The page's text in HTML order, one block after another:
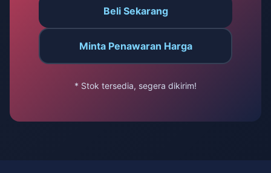
Beli Sekarang
Minta Penawaran Harga
* Stok tersedia, segera dikirim!